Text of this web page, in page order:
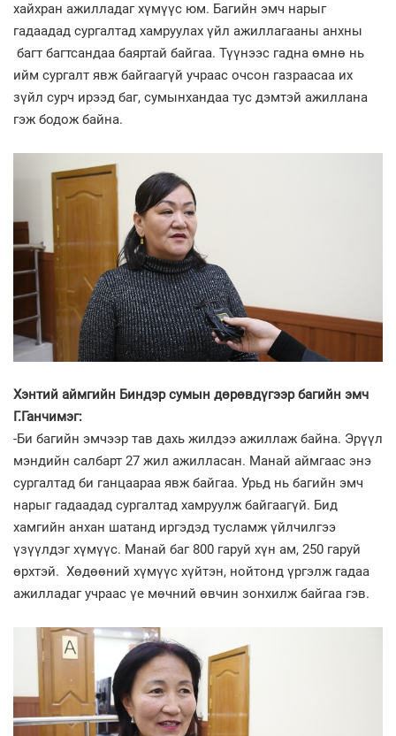
хайхран ажилладаг хүмүүс юм. Багийн эмч нарыг
гадаадад сургалтад хамруулах үйл ажиллагааны анхны
багт багтсандаа баяртай байгаа. Түүнээс гадна өмнө нь
ийм сургалт явж байгаагүй учраас очсон газраасаа их
зүйл сурч ирээд баг, сумынхандаа тус дэмтэй ажиллана
гэж бодож байна.
Хэнтий аймгийн Биндэр сумын дөрөвдүгээр багийн эмч
Г.Ганчимэг:
-Би багийн эмчээр тав дахь жилдээ ажиллаж байна. Эрүүл
мэндийн салбарт 27 жил ажилласан. Манай аймгаас энэ
сургалтад би ганцаараа явж байгаа. Урьд нь багийн эмч
нарыг гадаадад сургалтад хамруулж байгаагүй. Бид
хамгийн анхан шатанд иргэдэд тусламж үйлчилгээ
үзүүлдэг хүмүүс. Манай баг 800 гаруй хүн ам, 250 гаруй
өрхтэй. Хөдөөний хүмүүс хүйтэн, нойтонд үргэлж гадаа
ажилладаг учраас үе мөчний өвчин зонхилж байгаа гэв.